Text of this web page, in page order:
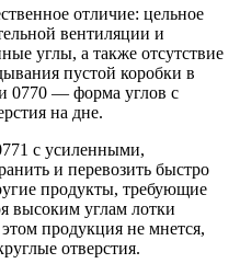
отличие: цельное
вентиляции и
углы, а также отсутствие
пустой коробки в
0770 — форма углов с
на дне.
с усиленными,
и перевозить быстро
продукты, требующие
высоким углам лотки
продукция не мнется,
отверстия.